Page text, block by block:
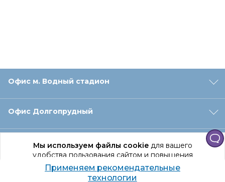
Мы используем файлы cookieдля вашего
удобства пользования сайтом и повышения
качества рекомендаций.
Продолжая использование сайта, вы даете
Офис м. Водный стадион
Офис Долгопрудный
Офис Санкт‑Петербург
Оформление заказа
Применяем рекомендательные
технологии